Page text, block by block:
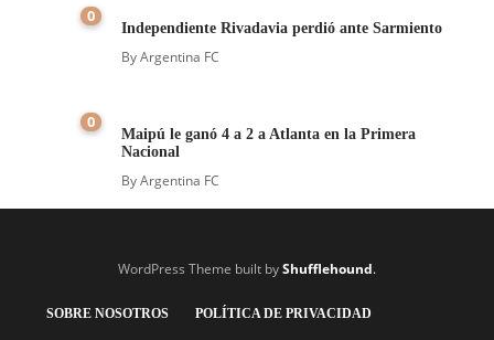
0
Independiente Rivadavia perdió ante Sarmiento
ByArgentina FC
0
Maipú le ganó 4 a 2 a Atlanta en la Primera
Nacional
ByArgentina FC
WordPress Theme built byShufflehound.
SOBRE NOSOTROS POLÍTICA DE PRIVACIDAD